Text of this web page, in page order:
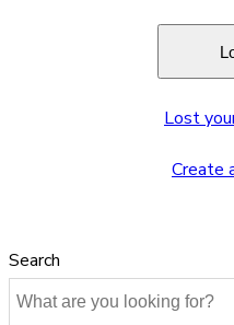
Lost
Create
Search